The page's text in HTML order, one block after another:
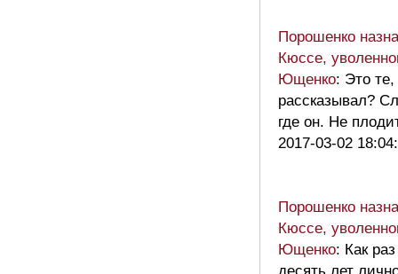
Порошенко
Кюссе,
Ющенко: Это
рассказывал?
где он. Не
2017-03-02
Порошенко
Кюссе,
Ющенко: Как
десять лет